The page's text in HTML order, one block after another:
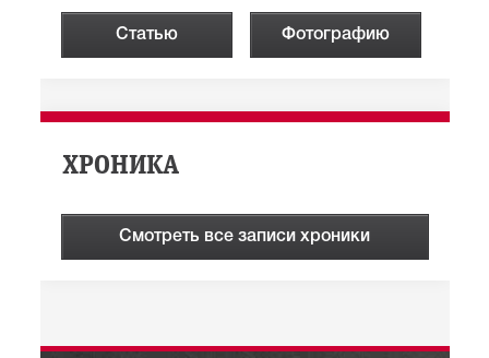
Статью Фотографию
ХРОНИКА
Смотреть все записи хроники